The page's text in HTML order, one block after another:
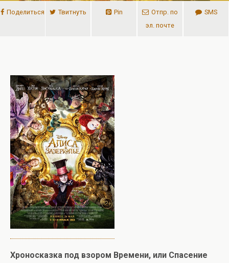
Поделиться Твитнуть Pin
Отпр. по
эл. почте
SMS
Хроносказка под взором Времени, или Спасение